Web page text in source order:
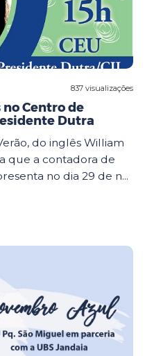
837 visualizações
Centro de
Dutra
do inglês William
que a contadora de
no dia 29 de n...